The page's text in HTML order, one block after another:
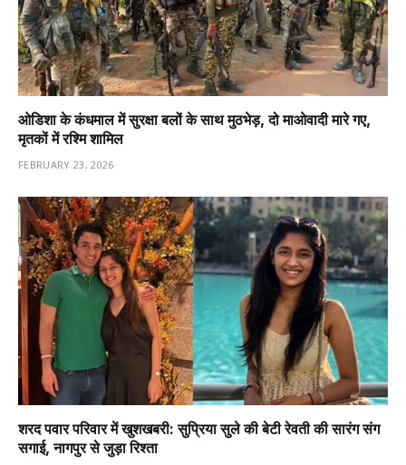
ओडिशा के कंधमाल में सुरक्षा बलों के साथ मुठभेड़, दो माओवादी मारे गए,
मृतकों में रश्मि शामिल
FEBRUARY 23, 2026
शरद पवार परिवार में खुशखबरी: सुप्रिया सुले की बेटी रेवती की सारंग संग
सगाई, नागपुर से जुड़ा रिश्ता